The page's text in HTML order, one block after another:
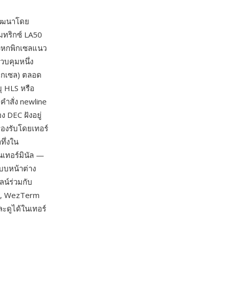
นาโดย
ทริกซ์ LA50
กพิกเซลแนว
บคุมหนึ่ง
เซล) ตลอด
HLS หรือ
ำสั่ง newline
DEC ฝังอยู่
งรับโดยเทอร์
งใน
เทอร์มินัล —
บหน้าต่าง
น์ร่วมกับ
WezTerm
ดูได้ในเทอร์